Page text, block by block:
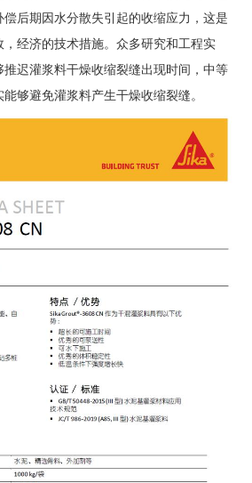
后期因水分散失引起的收缩应力，这是
经济的技术措施。众多研究和工程实
迟灌浆料干燥收缩裂缝出现时间，中等
够避免灌浆料产生干燥收缩裂缝。